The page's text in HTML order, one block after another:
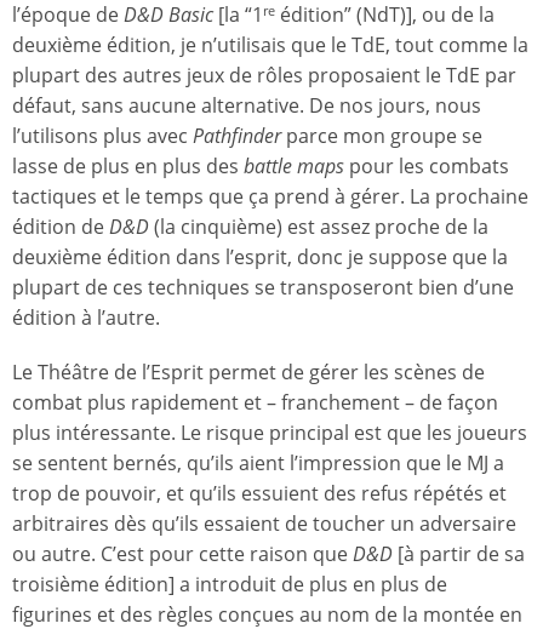
l’époque deD&D Basic[la “1 re édition” (NdT)], ou de la
deuxième édition, je n’utilisais que le TdE, tout comme la
plupart des autres jeux de rôles proposaient le TdE par
défaut, sans aucune alternative. De nos jours, nous
l’utilisons plus avec Pathfinderparce mon groupe se
lasse de plus en plus des battle maps pour les combats
tactiques et le temps que ça prend à gérer. La prochaine
édition deD&D(la cinquième) est assez proche de la
deuxième édition dans l’esprit, donc je suppose que la
plupart de ces techniques se transposeront bien d’une
édition à l’autre.
Le Théâtre de l’Esprit permet de gérer les scènes de
combat plus rapidement et – franchement – de façon
plus intéressante. Le risque principal est que les joueurs
se sentent bernés, qu’ils aient l’impression que le MJ a
trop de pouvoir, et qu’ils essuient des refus répétés et
arbitraires dès qu’ils essaient de toucher un adversaire
ou autre. C’est pour cette raison queD&D [à partir de sa
troisième édition] a introduit de plus en plus de
figurines et des règles conçues au nom de la montée en